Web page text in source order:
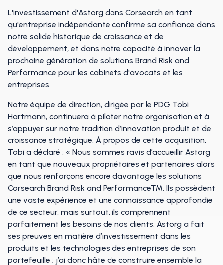
L'investissement d'Astorg dans Corsearch en tant
qu'entreprise indépendante confirme sa confiance dans
notre solide historique de croissance et de
développement, et dans notre capacité à innover la
prochaine génération de solutions Brand Risk and
Performance pour les cabinets d'avocats et les
entreprises.
Notre équipe de direction, dirigée par le PDG Tobi
Hartmann, continuera à piloter notre organisation et à
s’appuyer sur notre tradition d’innovation produit et de
croissance stratégique. À propos de cette acquisition,
Tobi a déclaré : « Nous sommes ravis d’accueillir Astorg
en tant que nouveaux propriétaires et partenaires alors
que nous renforçons encore davantage les solutions
Corsearch Brand Risk and Performance™. Ils possèdent
une vaste expérience et une connaissance approfondie
de ce secteur, mais surtout, ils comprennent
parfaitement les besoins de nos clients. Astorg a fait
ses preuves en matière d’investissement dans les
produits et les technologies des entreprises de son
portefeuille ; j’ai donc hâte de construire ensemble la